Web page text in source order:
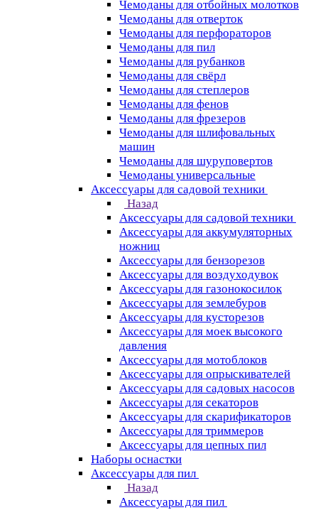
Чемоданы для отбойных молотков
Чемоданы для отверток
Чемоданы для перфораторов
Чемоданы для пил
Чемоданы для рубанков
Чемоданы для свёрл
Чемоданы для степлеров
Чемоданы для фенов
Чемоданы для фрезеров
Чемоданы для шлифовальных
машин
Чемоданы для шуруповертов
Чемоданы универсальные
Аксессуары для садовой техники
Назад
Аксессуары для садовой техники
Аксессуары для аккумуляторных
ножниц
Аксессуары для бензорезов
Аксессуары для воздуходувок
Аксессуары для газонокосилок
Аксессуары для землебуров
Аксессуары для кусторезов
Аксессуары для моек высокого
давления
Аксессуары для мотоблоков
Аксессуары для опрыскивателей
Аксессуары для садовых насосов
Аксессуары для секаторов
Аксессуары для скарификаторов
Аксессуары для триммеров
Аксессуары для цепных пил
Наборы оснастки
Аксессуары для пил
Назад
Аксессуары для пил